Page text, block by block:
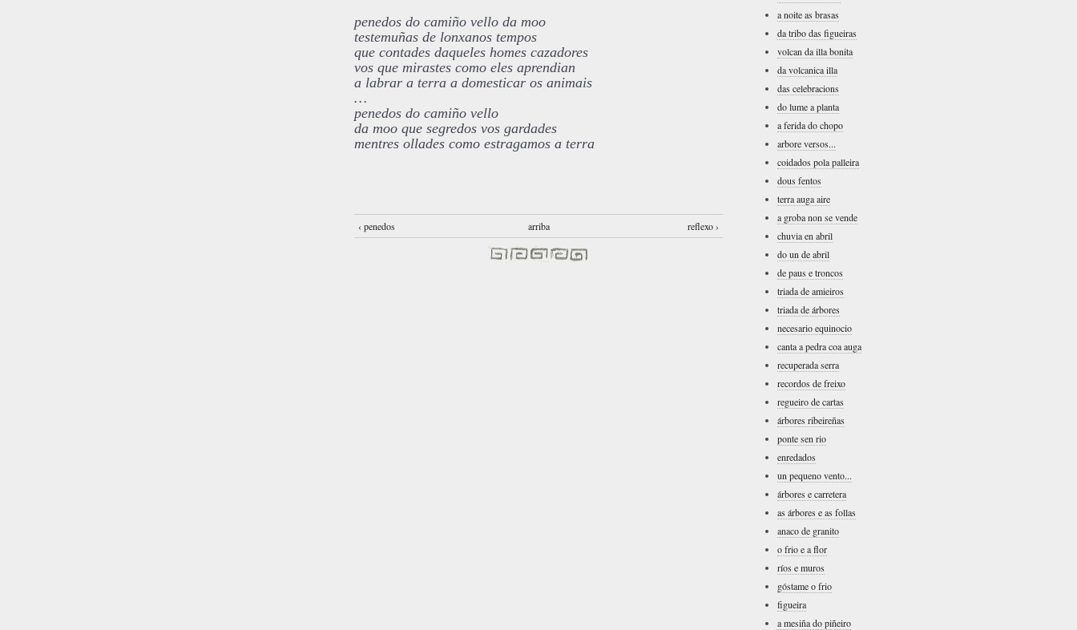
penedos do camiño vello da moo
testemuñas de lonxanos tempos
que contades daqueles homes cazadores
vos que mirastes como eles aprendian
a labrar a terra a domesticar os animais
…
penedos do camiño vello
da moo que segredos vos gardades
mentres ollades como estragamos a terra
‹ penedos arriba reflexo ›
a noite as brasas
da tribo das figueiras
volcan da illa bonita
da volcanica illa
das celebracions
do lume a planta
a ferida do chopo
arbore versos...
coidados pola palleira
dous fentos
terra auga aire
a groba non se vende
chuvia en abril
do un de abril
de paus e troncos
triada de amieiros
triada de árbores
necesario equinocio
canta a pedra coa auga
recuperada serra
recordos de freixo
regueiro de cartas
árbores ribeireñas
ponte sen rio
enredados
un pequeno vento...
árbores e carretera
as árbores e as follas
anaco de granito
o frio e a flor
ríos e muros
góstame o frio
figueira
a mesiña do piñeiro